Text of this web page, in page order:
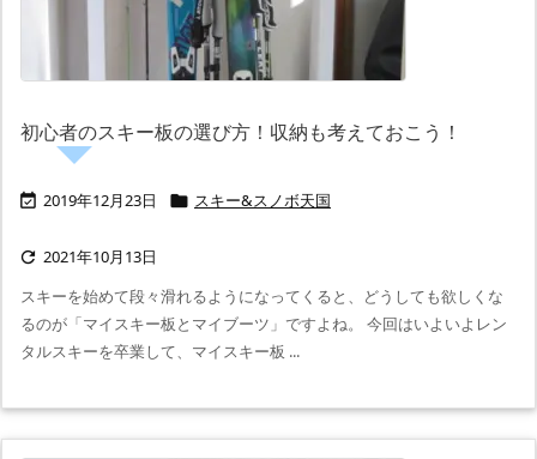
初心者のスキー板の選び方！収納も考えておこう！
 2019年12月23日  スキー&スノボ天国
 2021年10月13日
スキーを始めて段々滑れるようになってくると、どうしても欲しくな
るのが「マイスキー板とマイブーツ」ですよね。 今回はいよいよレン
タルスキーを卒業して、マイスキー板 ...